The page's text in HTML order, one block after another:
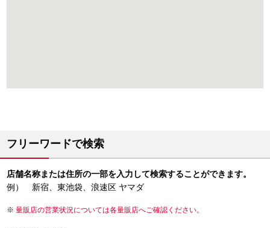
フリーワードで検索
店舗名称または住所の一部を入力して検索することができます。
例） 新宿、東池袋、浪速区 ヤマダ
量販店の営業状況については各量販店へご確認ください。